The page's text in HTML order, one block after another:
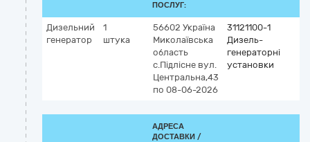
ПОСЛУГ:
Дизельний
генератор
1
штука
56602 Україна
Миколаївська
область
с.Підлісне вул.
Центральна,43
по 08-06-2026
31121100-1
Дизель-
генераторні
установки
АДРЕСА
ДОСТАВКИ /